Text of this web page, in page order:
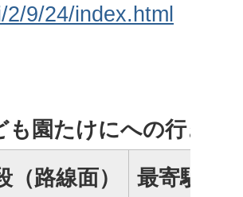
2/9/24/index.html
も園たけにへの行き方
（路線面）
最寄駅・